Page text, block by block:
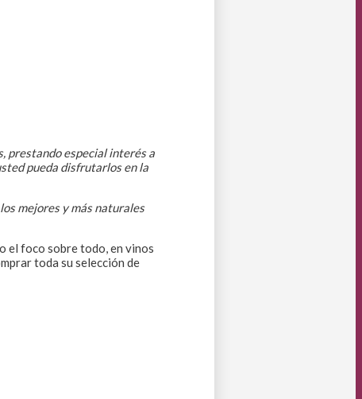
prestando especial interés a
pueda disfrutarlos en la
mejores y más naturales
el foco sobre todo, en vinos
toda su selección de